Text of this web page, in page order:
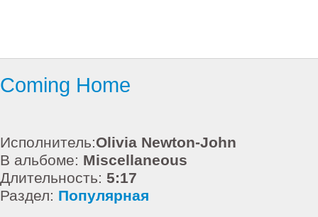
Coming Home
Исполнитель:Olivia Newton-John
В альбоме: Miscellaneous
Длительность: 5:17
Раздел: Популярная